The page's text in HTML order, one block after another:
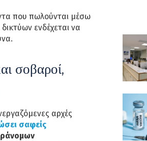
που πωλούνται μέσω
ενδέχεται να
σοβαροί,
αρχές
σαφείς